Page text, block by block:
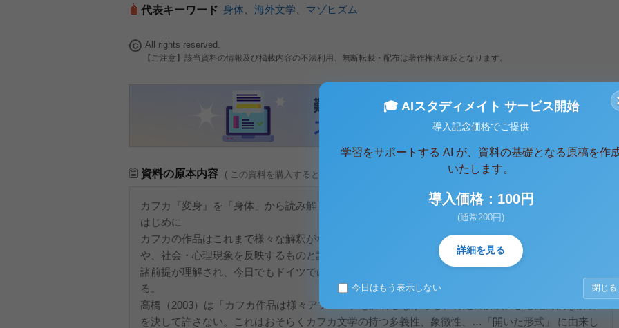
代表キーワード 身体 海外文学 マゾヒズム
All rights reserved.
【ご注意】該当資料の情報及び掲載内容の不法利用、無断転載・配布は著作権法違反となります。
資料の原本内容 ( この資料を購入すると、テキストデータがみえます。 )
カフカ『変身』を「身体」から読み解く
はじめに
カフカの作品はこれまで様々な解釈がなされてきた。宗教や思想を表現したものであるとするもの
や、社会・心理現象を反映するものと説明されてきた。しかし、カフカは、「徐々にそのより深い
諸前提が理解され、今日でもドイツではほとんど完全に未知に近い」（マルティーニ）とされてい
る。
高橋（2003）は「カフカ作品は様々アプローチを許容しながらも、特定の解釈による絶対的な解答
を決して許さない。これはおそらくカフカ文学の持つ多義性、象徴性、…「開いた形式」 に由来し
🎓 AIスタディメイト サービス開始
導入記念価格でご提供
学習をサポートする AI が、資料の基礎となる原稿を作
いたします。
導入価格：100円
(通常200円)
詳細を見る
今日はもう表示しない 閉じる